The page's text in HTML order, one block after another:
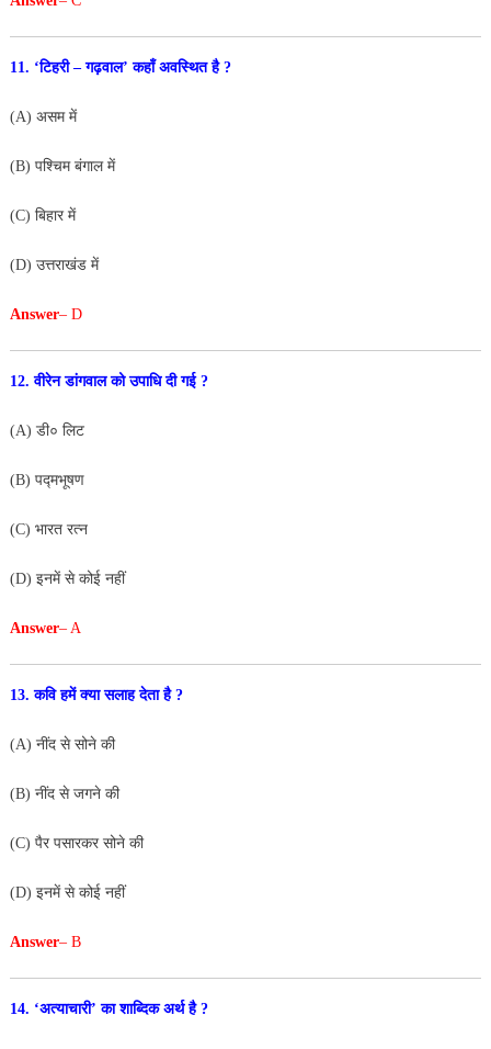
11. ‘टिहरी – गढ़वाल’ कहाँ अवस्थित है ?
(A) असम में
(B) पश्चिम बंगाल में
(C) बिहार में
(D) उत्तराखंड में
Answer– D
12. वीरेन डांगवाल को उपाधि दी गई ?
(A) डी० लिट
(B) पद्मभूषण
(C) भारत रत्न
(D) इनमें से कोई नहीं
Answer– A
13. कवि हमें क्या सलाह देता है ?
(A) नींद से सोने की
(B) नींद से जगने की
(C) पैर पसारकर सोने की
(D) इनमें से कोई नहीं
Answer– B
14. ‘अत्याचारी’ का शाब्दिक अर्थ है ?